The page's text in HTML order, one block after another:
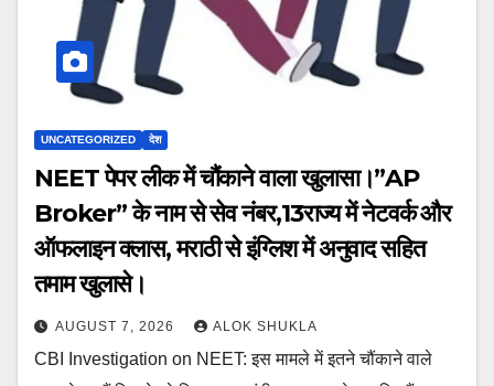
UNCATEGORIZED देश
NEET पेपर लीक में चौंकाने वाला खुलासा।”AP
Broker” के नाम से सेव नंबर,13राज्य में नेटवर्क और
ऑफलाइन क्लास, मराठी से इंग्लिश में अनुवाद सहित
तमाम खुलासे।
AUGUST 7, 2026 ALOK SHUKLA
CBI Investigation on NEET: इस मामले में इतने चौंकाने वाले